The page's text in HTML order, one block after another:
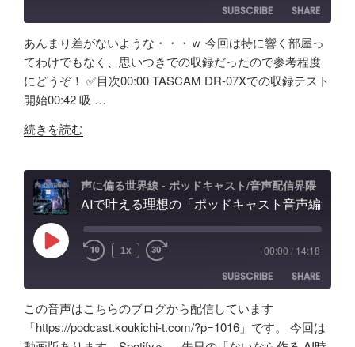
＆
ノ
イ
キ
ャ
効
果
と
能
ん
な
製
品？
ポ
キ
ャ
ト
者
SUBSCRIBE
SHARE
Amazon
Apple Podcasts
RSS
Spotify
RSS FEED
SHARE
LINK
EMBED
あんまり差がないような・・・ｗ 今回は特に響く部屋っ
てわけでもなく、思いつきでの収録だったので参考程度
にどうぞ！ ✅️目次00:00 TASCAM DR-07Xでの収録テスト
開始00:42 吸 …
"吸
ッ
ク
の
Tascam
DR-
続きを読む
声に偏る世界線 - ポッドキャスト/音声配信界隈
Play
Episode 1x 00:00 / 14:18
SUBSCRIBE
SHARE
Amazon
Apple Podcasts
SHARE
この音声はこちらのブログから配信しています
「https://podcast.koukichi-t.com/?p=1016」です。 今回は